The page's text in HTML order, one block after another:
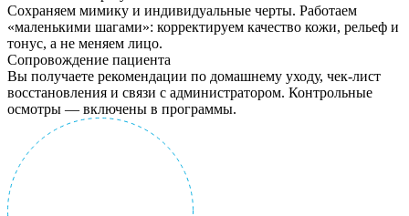
Сохраняем мимику и индивидуальные черты. Работаем
«маленькими шагами»: корректируем качество кожи, рельеф и
тонус, а не меняем лицо.
Сопровождение пациента
Вы получаете рекомендации по домашнему уходу, чек-лист
восстановления и связи с администратором. Контрольные
осмотры — включены в программы.